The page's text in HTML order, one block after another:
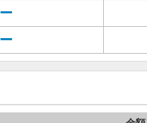
ー
ー